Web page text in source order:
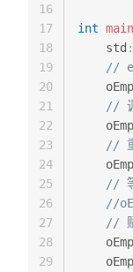
int main
    std
//
//
//
//
//
//
16
17
18
19
20
21
22
23
24
25
26
27
28
29